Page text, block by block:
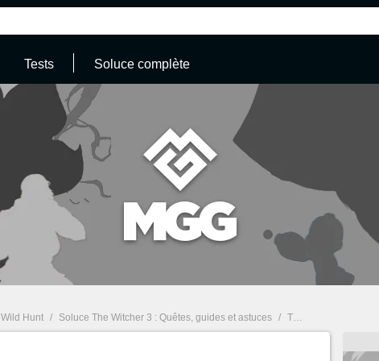
Tests Soluce complète
Hunt / Soluce The Witcher 3 : Quêtes, guides et astuces / The Witcher 3 : la liste complète des succès